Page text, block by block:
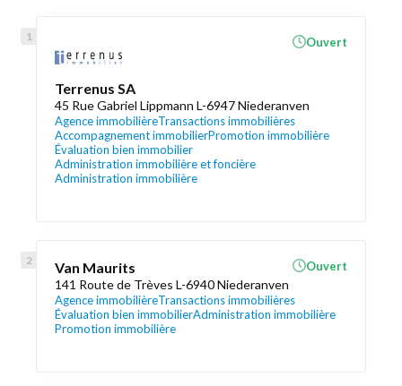
Terrenus SA
45 Rue Gabriel Lippmann L-6947 Niederanven
Agence immobilièreTransactions immobilières
Accompagnement immobilierPromotion immobilière
Évaluation bien immobilier
Administration immobilière et foncière
Administration immobilière
Ouvert
Van Maurits
141 Route de Trèves L-6940 Niederanven
Agence immobilièreTransactions immobilières
Évaluation bien immobilierAdministration immobilière
Promotion immobilière
Ouvert